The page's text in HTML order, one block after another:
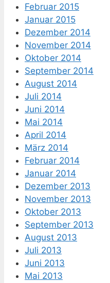
Februar 2015
Januar 2015
Dezember 2014
November 2014
Oktober 2014
September 2014
August 2014
Juli 2014
Juni 2014
Mai 2014
April 2014
März 2014
Februar 2014
Januar 2014
Dezember 2013
November 2013
Oktober 2013
September 2013
August 2013
Juli 2013
Juni 2013
Mai 2013